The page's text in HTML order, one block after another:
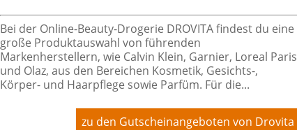
Bei der Online-Beauty-Drogerie DROVITA findest du eine
große Produktauswahl von führenden
Markenherstellern, wie Calvin Klein, Garnier, Loreal Paris
und Olaz, aus den Bereichen Kosmetik, Gesichts-,
Körper- und Haarpflege sowie Parfüm. Für die...
zu den Gutscheinangeboten von Drovita